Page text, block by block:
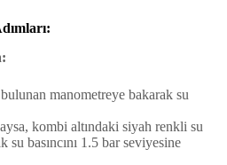
manometreye bakarak su
kombi altındaki siyah renkli su
su basıncını 1.5 bar seviyesine